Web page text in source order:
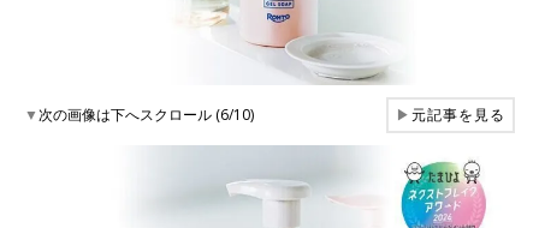
▼次の画像は下へスクロール (6/10) ▶元記事を見る